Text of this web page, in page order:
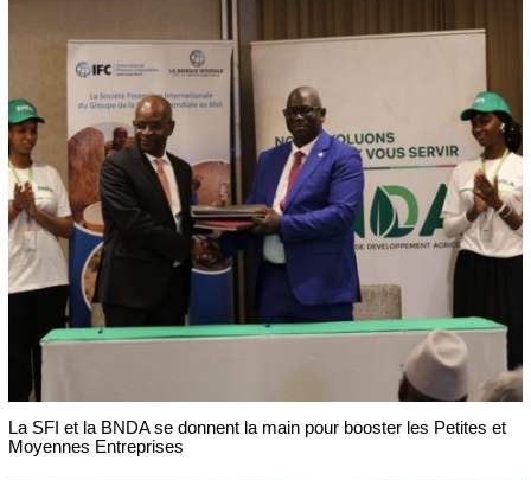
La SFI et la BNDA se donnent la main pour booster les Petites et
Moyennes Entreprises